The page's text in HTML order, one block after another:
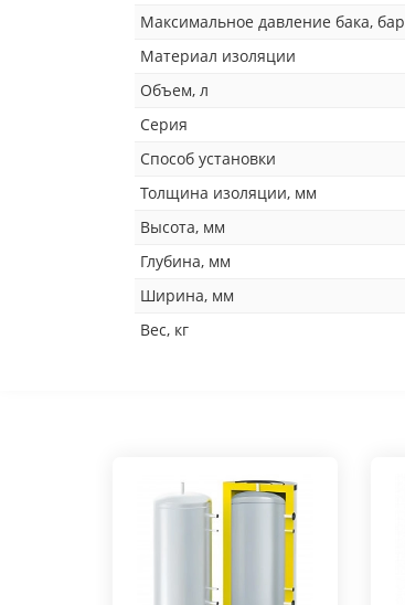
Максимальное давление бака, бар
Материал изоляции
Объем, л
Серия
Способ установки
Толщина изоляции, мм
Высота, мм
Глубина, мм
Ширина, мм
Вес, кг